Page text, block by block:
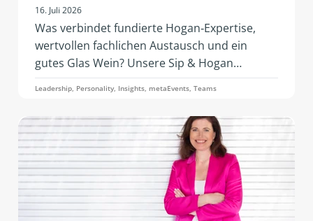
16. Juli 2026
Was verbindet fundierte Hogan‑Expertise,
wertvollen fachlichen Austausch und ein
gutes Glas Wein? Unsere Sip & Hogan
Practice‑Events! 2026 kommt dieses
und Deutschland. Mit neuen Impulsen,
lebendigem Networking und praxisnaher
Weiterentwicklung.
Leadership, Personality, Insights, metaEvents, Teams